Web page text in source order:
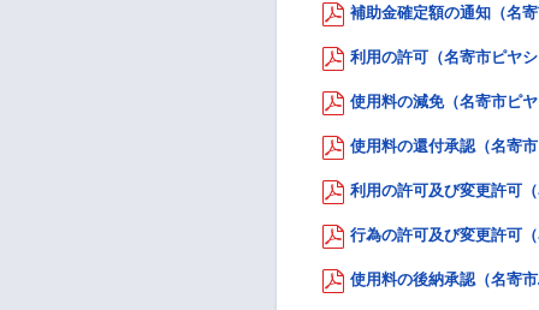
補助金確定額の通知（名
利用の許可（名寄市ピヤ
使用料の減免（名寄市ピ
使用料の還付承認（名寄
利用の許可及び変更許可
行為の許可及び変更許可
使用料の後納承認（名寄